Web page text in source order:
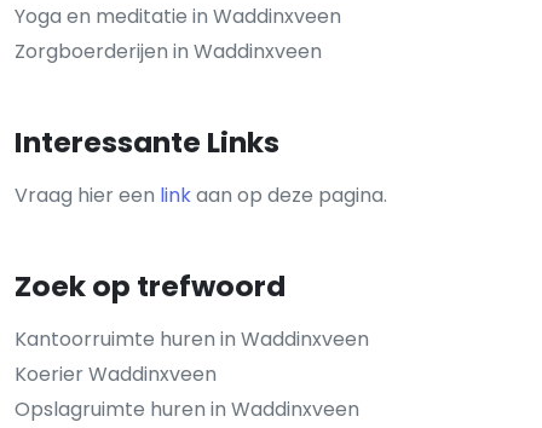
Yoga en meditatie in Waddinxveen
Zorgboerderijen in Waddinxveen
Interessante Links
Vraag hier een linkaan op deze pagina.
Zoek op trefwoord
Kantoorruimte huren in Waddinxveen
Koerier Waddinxveen
Opslagruimte huren in Waddinxveen